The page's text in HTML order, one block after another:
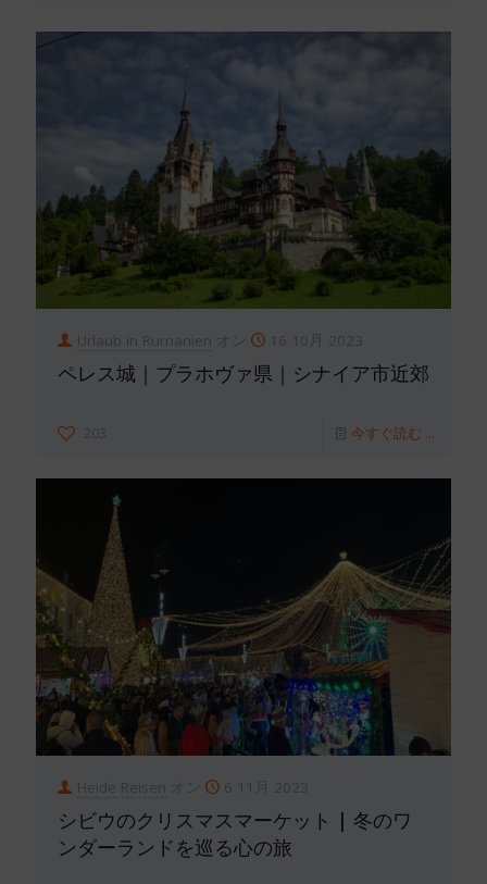
Urlaub in Rumänien 16 10月 2023
ペレス城｜プラホヴァ県｜シナイア市近郊
203 今すぐ読む ...
Heide Reisen 6 11月 2023
シビウのクリスマスマーケット | 冬のワ
ンダーランドを巡る心の旅